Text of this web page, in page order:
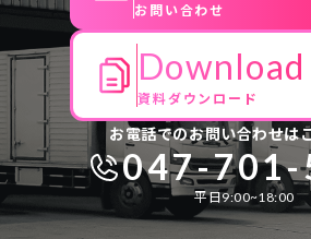
お問い合わせ
Download
資料ダウンロード
お電話でのお問い合わせは
047-
平日9:00~18:00